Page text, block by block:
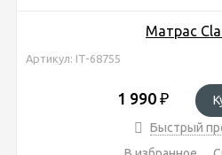
Матрас
Артикул: IT-68755
1 990 ₽
Быстрый